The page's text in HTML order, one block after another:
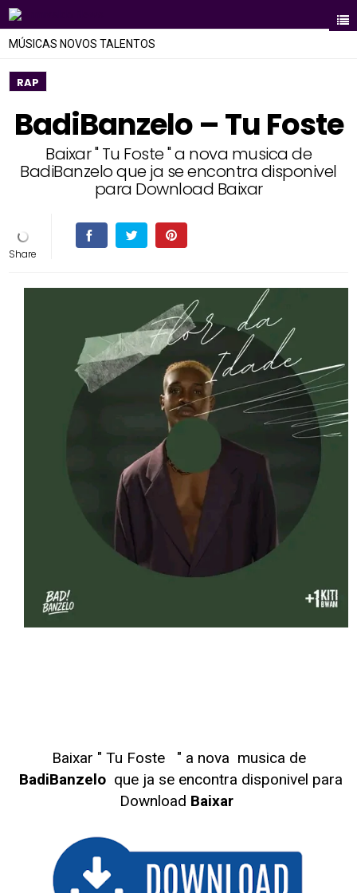
MÚSICAS NOVOS TALENTOS
RAP
BadiBanzelo – Tu Foste
Baixar " Tu Foste " a nova musica de
BadiBanzelo que ja se encontra disponivel
para Download Baixar
Baixar " Tu Foste
" a nova musica de
BadiBanzelo que ja se encontra disponivel para
Download Baixar